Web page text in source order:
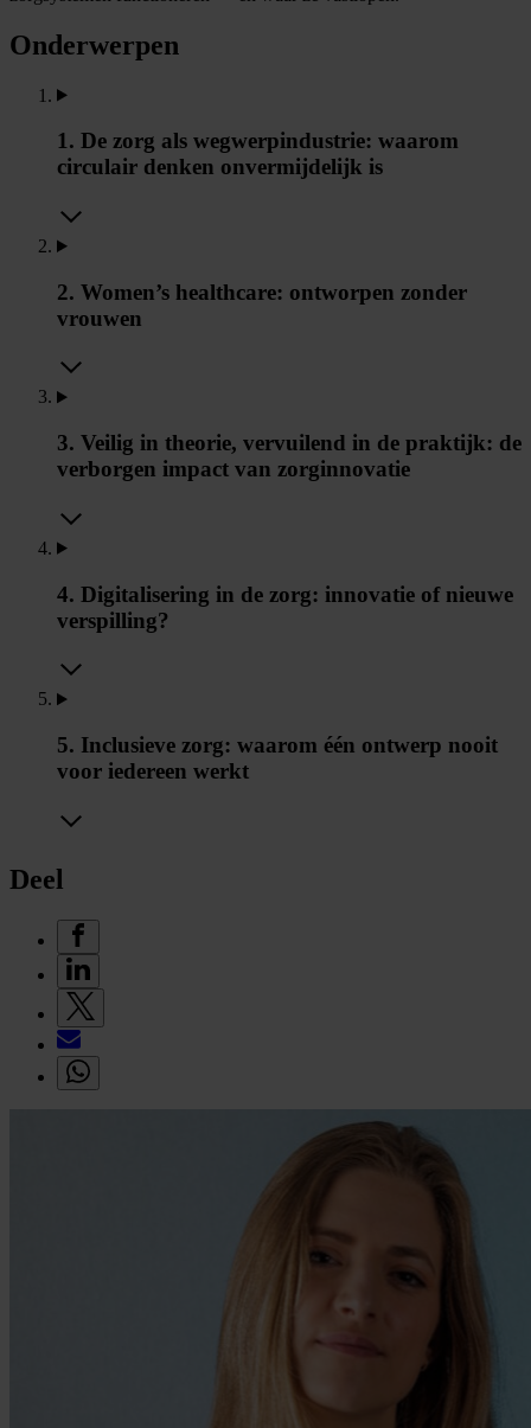
Onderwerpen
1. De zorg als wegwerpindustrie: waarom
circulair denken onvermijdelijk is
2. Women’s healthcare: ontworpen zonder
vrouwen
3. Veilig in theorie, vervuilend in de praktijk: de
verborgen impact van zorginnovatie
4. Digitalisering in de zorg: innovatie of nieuwe
verspilling?
5. Inclusieve zorg: waarom één ontwerp nooit
voor iedereen werkt
Deel